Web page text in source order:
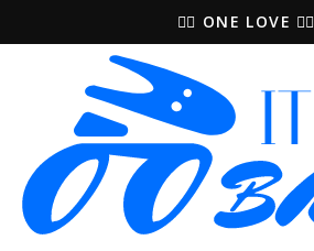
🚵‍♀️ ONE LOVE 🚴‍♀️